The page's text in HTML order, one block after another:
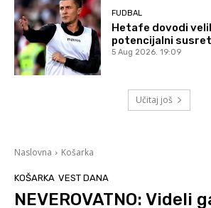
FUDBAL
Hetafe dovodi
potencijalni
5 Aug 2026. 19:09
Učitaj još